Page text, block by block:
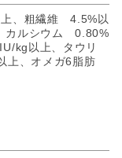
、粗繊維 4.5%以
カルシウム 0.80%
kg以上、タウリ
、オメガ6脂肪